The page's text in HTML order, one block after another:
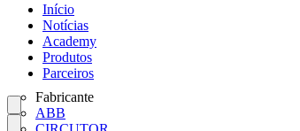
Início
Notícias
Academy
Produtos
Parceiros
Fabricante
ABB